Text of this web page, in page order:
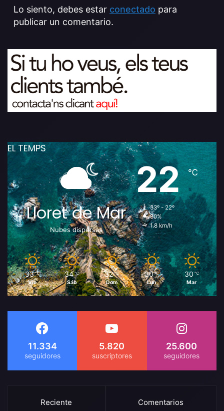
Lo siento, debes estar conectado para
publicar un comentario.
EL TEMPS
Lloret de Mar
Nubes dispersas
22℃
33º - 22º
80%
1.8 km/h
33 ℃
Vie
34 ℃
Sáb
32 ℃
Dom
30 ℃
Lun
30 ℃
Mar
11.334 5.820 25.600
Reciente Comentarios